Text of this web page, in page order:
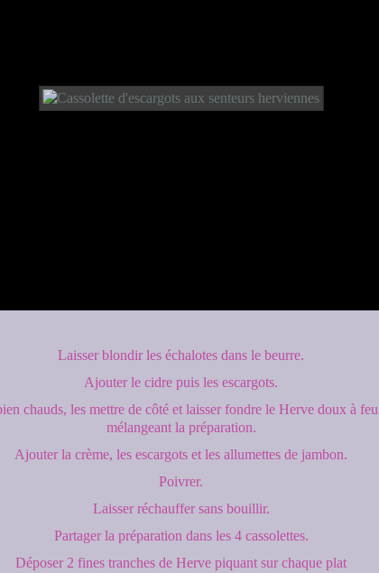
Laisser blondir les échalotes dans le beurre.
Ajouter le cidre puis les escargots.
chauds, les mettre de côté et laisser fondre le Herve doux à
mélangeant la préparation.
Ajouter la crème, les escargots et les allumettes de jambon.
Poivrer.
Laisser réchauffer sans bouillir.
Partager la préparation dans les 4 cassolettes.
Déposer 2 fines tranches de Herve piquant sur chaque plat